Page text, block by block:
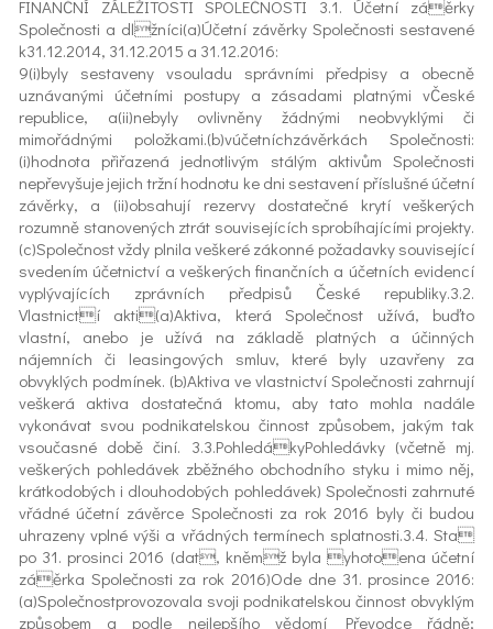
FINANČNÍ ZÁLEŽITOSTI SPOLEČNOSTI 3.1. Účetní záěrky
Společnosti a dlžníci(a)Účetní závěrky Společnosti sestavené
k31.12.2014, 31.12.2015 a 31.12.2016:
9(i)byly sestaveny vsouladu správními předpisy a obecně
uznávanými účetními postupy a zásadami platnými vČeské
republice, a(ii)nebyly ovlivněny žádnými neobvyklými či
mimořádnými položkami.(b)vúčetníchzávěrkách Společnosti:
(i)hodnota přiřazená jednotlivým stálým aktivům Společnosti
nepřevyšuje jejich tržní hodnotu ke dni sestavení příslušné účetní
závěrky, a (ii)obsahují rezervy dostatečné krytí veškerých
rozumně stanovených ztrát souvisejících sprobíhajícími projekty.
(c)Společnost vždy plnila veškeré zákonné požadavky související
svedením účetnictví a veškerých finančních a účetních evidencí
vyplývajících zprávních předpisů České republiky.3.2.
Vlastnictí akti(a)Aktiva, která Společnost užívá, buďto
vlastní, anebo je užívá na základě platných a účinných
nájemních či leasingových smluv, které byly uzavřeny za
obvyklých podmínek. (b)Aktiva ve vlastnictví Společnosti zahrnují
veškerá aktiva dostatečná ktomu, aby tato mohla nadále
vykonávat svou podnikatelskou činnost způsobem, jakým tak
vsoučasné době činí. 3.3.PohledákyPohledávky (včetně mj.
veškerých pohledávek zběžného obchodního styku i mimo něj,
krátkodobých i dlouhodobých pohledávek) Společnosti zahrnuté
vřádné účetní závěrce Společnosti za rok 2016 byly či budou
uhrazeny vplné výši a vřádných termínech splatnosti.3.4. Sta
po 31. prosinci 2016 (dat, kněmž byla yhotoena účetní
záěrka Společnosti za rok 2016)Ode dne 31. prosince 2016:
(a)Společnostprovozovala svoji podnikatelskou činnost obvyklým
způsobem a podle nejlepšího vědomí Převodce řádně;